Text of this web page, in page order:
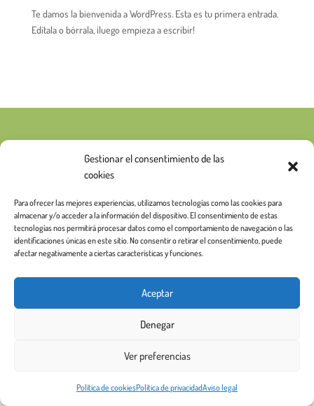
Gestionar el consentimiento de las
cookies
Para ofrecer las mejores experiencias, utilizamos tecnologías como las cookies para
almacenar y/o acceder a la información del dispositivo. El consentimiento de estas
tecnologías nos permitirá procesar datos como el comportamiento de navegación o las
identificaciones únicas en este sitio. No consentir o retirar el consentimiento, puede
afectar negativamente a ciertas características y funciones.
Aceptar
Denegar
Ver preferencias
Política de cookiesPolítica de privacidadAviso legal
Te damos la bienvenida a WordPress. Esta es tu primera entrada.
Edítala o bórrala, ¡luego empieza a escribir!